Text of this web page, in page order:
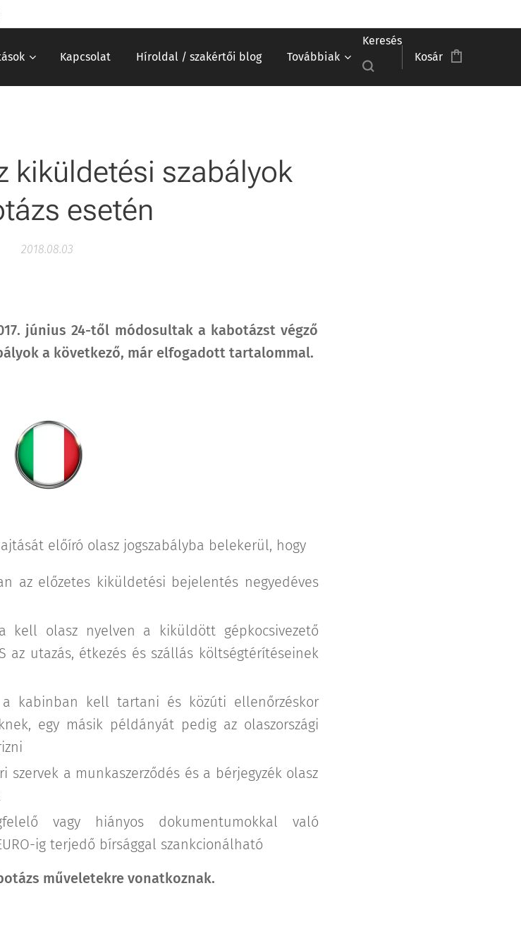
Kapcsolat Híroldal / szakértői blog Továbbiak
Keresés
Kosár
kiküldetési szabályok
esetén
2018.08.03
június 24-től módosultak a kabotázst végző
a következő, már elfogadott tartalommal.
előíró olasz jogszabályba belekerül, hogy
az előzetes kiküldetési bejelentés negyedéves
kell olasz nyelven a kiküldött gépkocsivezető
az utazás, étkezés és szállás költségtérítéseinek
kabinban kell tartani és közúti ellenőrzéskor
egy másik példányát pedig az olaszországi
szervek a munkaszerződés és a bérjegyzék olasz
vagy hiányos dokumentumokkal való
ig terjedő bírsággal szankcionálható
műveletekre vonatkoznak.